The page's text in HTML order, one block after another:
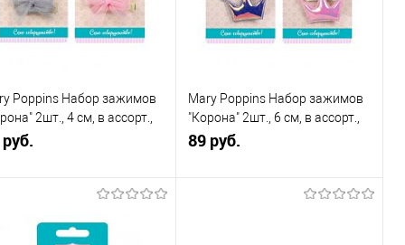
Poppins Набор зажимов
2шт., 4 см, в ассорт.,
Mary Poppins Набор зажимов
"Корона" 2шт., 6 см, в ассорт.,
1шт
89 руб.